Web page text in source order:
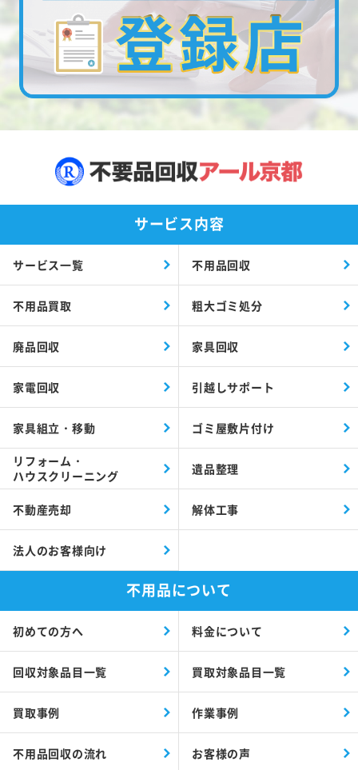
サービス内容
サービス一覧 不用品回収
不用品買取 粗大ゴミ処分
廃品回収 家具回収
家電回収 引越しサポート
家具組立・移動 ゴミ屋敷片付け
リフォーム・
ハウスクリーニング
遺品整理
不動産売却 解体工事
法人のお客様向け
不用品について
初めての方へ 料金について
回収対象品目一覧 買取対象品目一覧
買取事例 作業事例
不用品回収の流れ お客様の声